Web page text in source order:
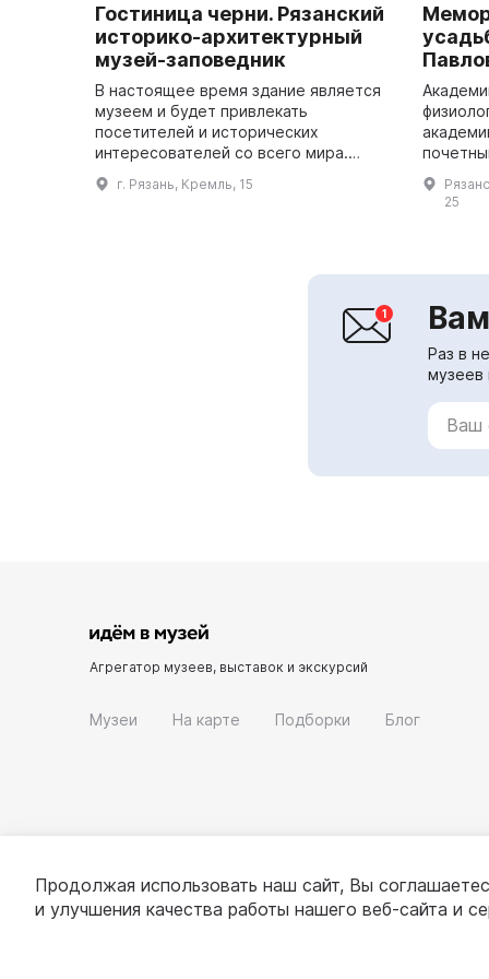
Гостиница черни. Рязанский
историко-архитектурный
музей-заповедник
В настоящее время здание является
музеем и будет привлекать
посетителей и исторических
интересователей со всего мира.
Гостиница Черни - это памятник
гражданской архитектуры конца XVII
г. Рязань, Кремль, 15
25
Раз в
музеев
Агрегатор музеев, выставок и экскурсий
Музеи На карте Подборки Блог
Продолжая использовать наш сайт, Вы
и улучшения качества работы нашего веб-сайта и